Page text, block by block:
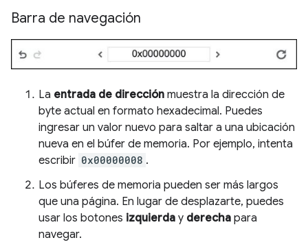
Barra de navegación
La entrada de dirección muestra la dirección de
byte actual en formato hexadecimal. Puedes
ingresar un valor nuevo para saltar a una ubicación
nueva en el búfer de memoria. Por ejemplo, intenta
escribir 0x00000008 .
Los búferes de memoria pueden ser más largos
que una página. En lugar de desplazarte, puedes
usar los botones izquierda y derecha para
navegar.